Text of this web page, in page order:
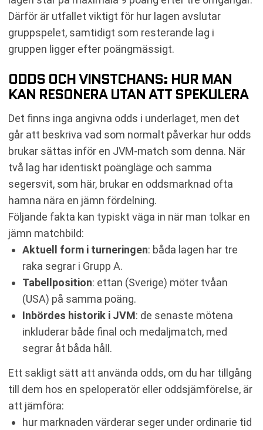
Därför är utfallet viktigt för hur lagen avslutar
gruppspelet, samtidigt som resterande lag i
gruppen ligger efter poängmässigt.
ODDS OCH VINSTCHANS: HUR MAN
KAN RESONERA UTAN ATT SPEKULERA
Det finns inga angivna odds i underlaget, men det
går att beskriva vad som normalt påverkar hur odds
brukar sättas inför en JVM-match som denna. När
två lag har identiskt poängläge och samma
segersvit, som här, brukar en oddsmarknad ofta
hamna nära en jämn fördelning.
Följande fakta kan typiskt väga in när man tolkar en
jämn matchbild:
Aktuell form i turneringen: båda lagen har tre
raka segrar i Grupp A.
Tabellposition: ettan (Sverige) möter tvåan
(USA) på samma poäng.
Inbördes historik i JVM: de senaste mötena
inkluderar både final och medaljmatch, med
segrar åt båda håll.
Ett sakligt sätt att använda odds, om du har tillgång
till dem hos en speloperatör eller oddsjämförelse, är
att jämföra:
hur marknaden värderar seger under ordinarie tid